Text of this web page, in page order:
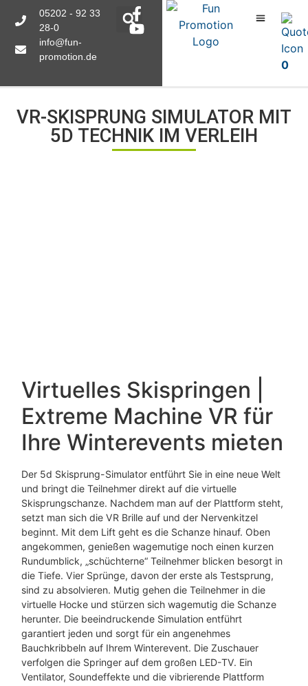
05202 - 92 33
28-0
info@fun-
promotion.de
0
VR-SKISPRUNG SIMULATOR MIT
5D TECHNIK IM VERLEIH
Virtuelles Skispringen |
Extreme Machine VR für
Ihre Winterevents mieten
Der 5d Skisprung-Simulator entführt Sie in eine neue Welt
und bringt die Teilnehmer direkt auf die virtuelle
Skisprungschanze. Nachdem man auf der Plattform steht,
setzt man sich die VR Brille auf und der Nervenkitzel
beginnt. Mit dem Lift geht es die Schanze hinauf. Oben
angekommen, genießen wagemutige noch einen kurzen
Rundumblick, „schüchterne“ Teilnehmer blicken besorgt in
die Tiefe. Vier Sprünge, davon der erste als Testsprung,
sind zu absolvieren. Mutig gehen die Teilnehmer in die
virtuelle Hocke und stürzen sich wagemutig die Schanze
herunter. Die beeindruckende Simulation entführt
garantiert jeden und sorgt für ein angenehmes
Bauchkribbeln auf Ihrem Winterevent. Die Zuschauer
verfolgen die Springer auf dem großen LED-TV. Ein
Ventilator, Soundeffekte und die vibrierende Plattform